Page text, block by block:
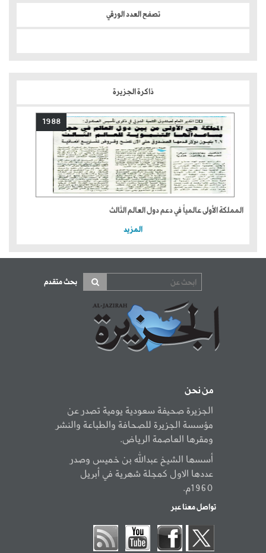
تصفح العدد الورقي
ذاكرة الجزيرة
1988
المملكة الأولى عالمياً في دعم دول العالم الثالث
المزيد
بحث متقدم
من نحن
الجزيرة صحيفة سعودية يومية تصدر عن
مؤسسة الجزيرة للصحافة والطباعة والنشر
ومقرها العاصمة الرياض.
أسسها الشيخ عبدالله بن خميس وصدر
عددها الاول كمجلة شهرية في أبريل
1960م.
تواصل معنا عبر